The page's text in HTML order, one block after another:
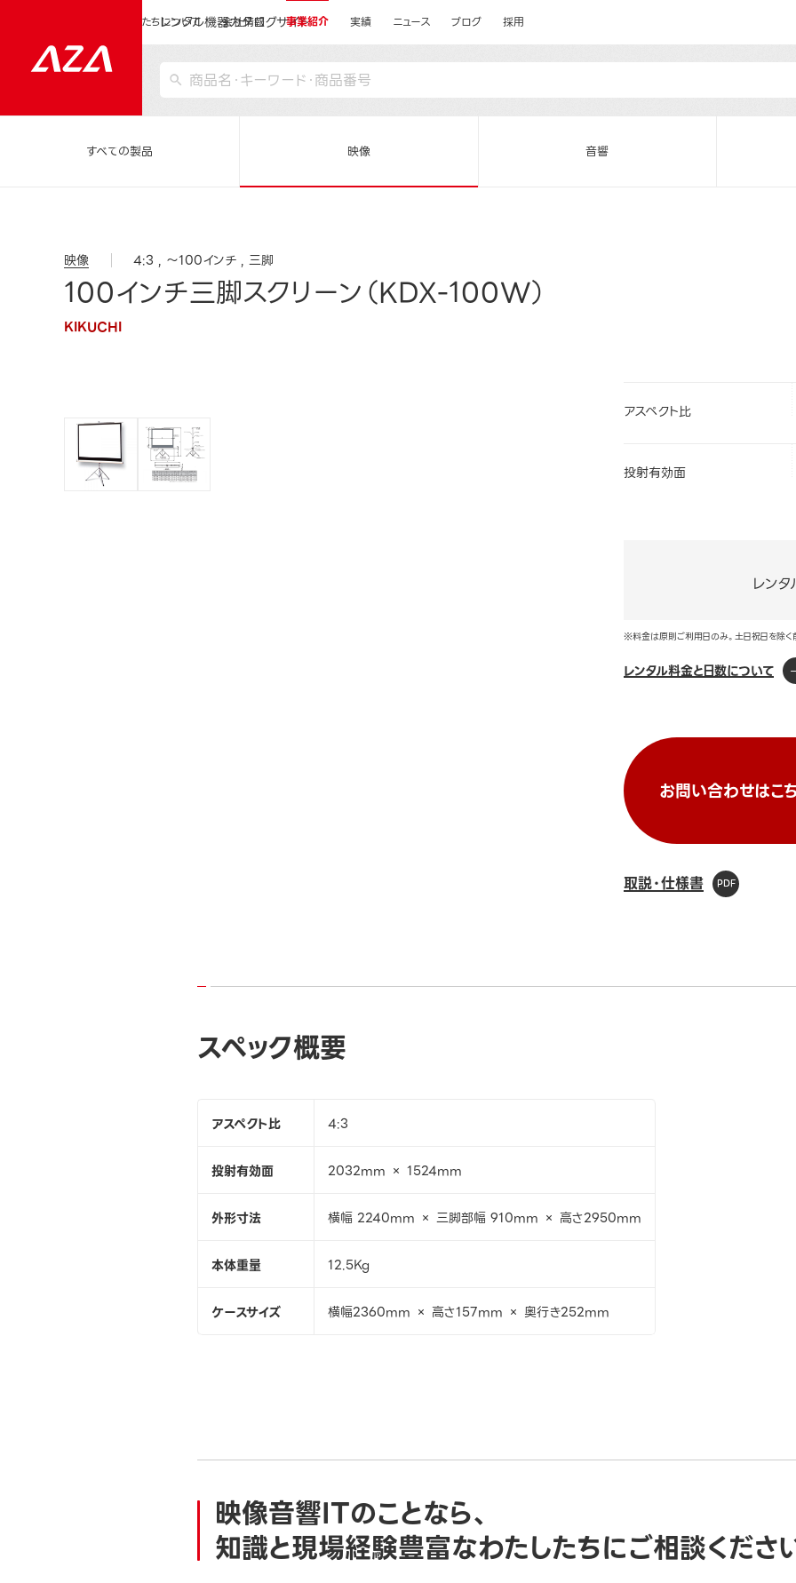
レンタル機器カタログサイト
私たちについて 会社情報 事業紹介 実績 ニュース ブログ 採用
すべての製品 映像 音響
映像 4:3 ～100インチ 三脚
100インチ三脚スクリーン（KDX-100W）
KIKUCHI
アスペクト比
投射有効面
レン
※料金は原則ご利用日のみ。土日祝日を除
レンタル料金と日数について
お問い合わせはこ
取説・仕様書
スペック概要
アスペクト比 4:3
投射有効面 2032mm × 1524mm
外形寸法 横幅 2240mm × 三脚部幅 910mm × 高さ2950mm
本体重量 12.5Kg
ケースサイズ 横幅2360mm × 高さ157mm × 奥行き252mm
映像音響ITのことなら、
知識と現場経験豊富なわたしたちにご相談くださ